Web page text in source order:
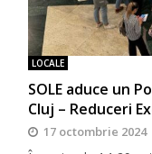
LOCALE
SOLE aduce un
Cluj – Reduceri
17 octombrie 2024